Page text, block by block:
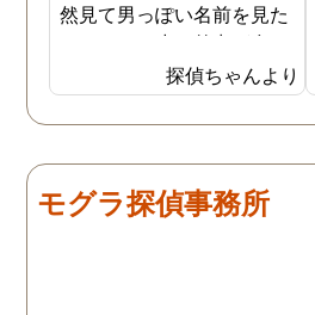
然見て男っぽい名前を見た
からです。少し外出が多く
なり帰りも遅くなっていて
外で男と密会しているので
はないかと思い始めまし
な男と会っているのかを調
べてもらいました。１週間
探偵ちゃんより
モグラ探偵事務所